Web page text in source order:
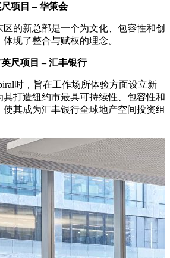
项 目 –华策会
的新总部是一个为文化、包容性和创
现了整合与赋权的理念。
尺项 目 –汇丰银行
时，旨在工作场所体验方面设立新
打造纽约市最具可持续性、包容性和
其成为汇丰银行全球地产空间投资组